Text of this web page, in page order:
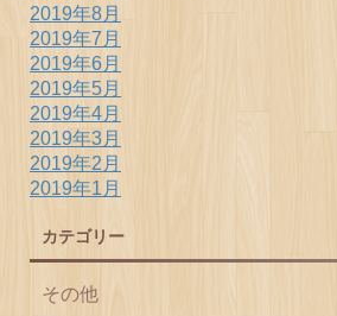
2019年8月
2019年7月
2019年6月
2019年5月
2019年4月
2019年3月
2019年2月
2019年1月
カテゴリー
その他